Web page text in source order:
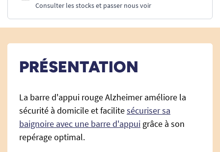
Consulter les stocks et passer nous voir
PRÉSENTATION
La barre d'appui rouge Alzheimer améliore la
sécurité à domicile et facilitesécuriser sa
baignoire avec une barre d'appui grâce à son
repérage optimal.